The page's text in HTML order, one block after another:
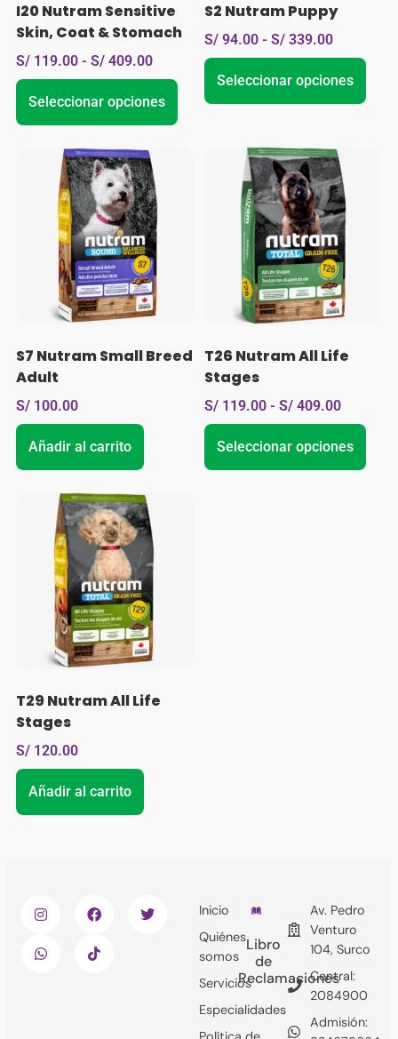
I20 Nutram Sensitive
Skin, Coat & Stomach
S/ 119.00 - S/ 409.00
Seleccionar opciones
S2 Nutram Puppy
S/ 94.00 - S/ 339.00
Seleccionar opciones
S7 Nutram Small Breed
Adult
S/ 100.00
Añadir al carrito
T26 Nutram All Life
Stages
S/ 119.00 - S/ 409.00
Seleccionar opciones
T29 Nutram All Life
Stages
S/ 120.00
Añadir al carrito
Inicio
Quiénes
somos
Servicios
Especialidades
Libro
de
Reclamaciones
Av. Pedro
Venturo
104, Surco
Central:
2084900
Admisión: